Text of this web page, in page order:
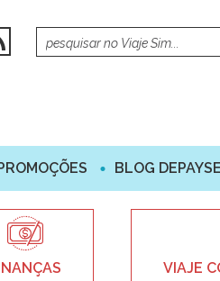
BLOG
VIAJE